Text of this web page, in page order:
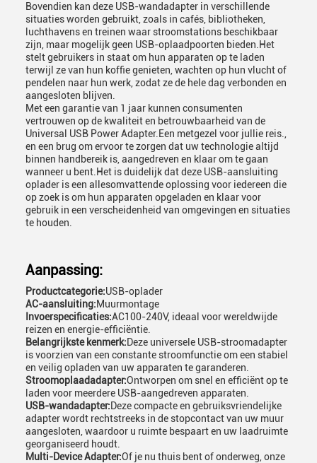
Bovendien kan deze USB-wandadapter in verschillende
situaties worden gebruikt, zoals in cafés, bibliotheken,
luchthavens en treinen waar stroomstations beschikbaar
zijn, maar mogelijk geen USB-oplaadpoorten bieden.Het
stelt gebruikers in staat om hun apparaten op te laden
terwijl ze van hun koffie genieten, wachten op hun vlucht of
pendelen naar hun werk, zodat ze de hele dag verbonden en
aangesloten blijven.
Met een garantie van 1 jaar kunnen consumenten
vertrouwen op de kwaliteit en betrouwbaarheid van de
Universal USB Power Adapter.Een metgezel voor jullie reis.,
en een brug om ervoor te zorgen dat uw technologie altijd
binnen handbereik is, aangedreven en klaar om te gaan
wanneer u bent.Het is duidelijk dat deze USB-aansluiting
oplader is een allesomvattende oplossing voor iedereen die
op zoek is om hun apparaten opgeladen en klaar voor
gebruik in een verscheidenheid van omgevingen en situaties
te houden.
Aanpassing:
Productcategorie:USB-oplader
AC-aansluiting:Muurmontage
Invoerspecificaties:AC100-240V, ideaal voor wereldwijde
reizen en energie-efficiëntie.
Belangrijkste kenmerk:Deze universele USB-stroomadapter
is voorzien van een constante stroomfunctie om een stabiel
en veilig opladen van uw apparaten te garanderen.
Stroomoplaadadapter:Ontworpen om snel en efficiënt op te
laden voor meerdere USB-aangedreven apparaten.
USB-wandadapter:Deze compacte en gebruiksvriendelijke
adapter wordt rechtstreeks in de stopcontact van uw muur
aangesloten, waardoor u ruimte bespaart en uw laadruimte
georganiseerd houdt.
Multi-Device Adapter:Of je nu thuis bent of onderweg, onze